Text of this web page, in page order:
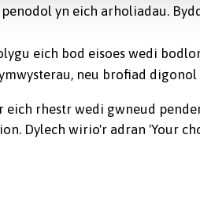
yn eich arholiadau.
eich bod eisoes wedi
neu brofiad
rhestr wedi gwneud
Dylech wirio'r adran 'Your